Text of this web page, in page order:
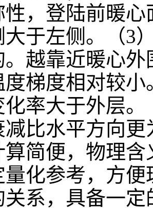
性，登陆前暖
大于左侧。（3
。越靠近暖心
度梯度相对较
化率大于外层
减比水平方向
算简便，物理
量化参考，方
关系，具备一